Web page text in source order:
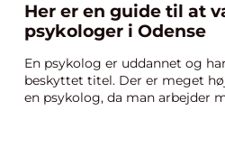
Her er en guide til at
psykologer i Odense
En psykolog er uddannet og
beskyttet titel. Der er meget
en psykolog, da man arbejder